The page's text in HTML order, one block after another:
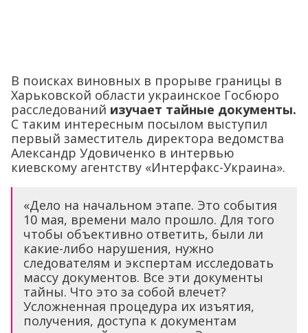
В поисках виновных в прорыве границы в
Харьковской области украинское Госбюро
расследований изучает тайные документы.
С таким интересным посылом выступил
первый заместитель директора ведомства
Александр Удовиченко в интервью
киевскому агентству «Интерфакс-Украина».
«Дело на начальном этапе. Это события
10 мая, времени мало прошло. Для того
чтобы объективно ответить, были ли
какие-либо нарушения, нужно
следователям и экспертам исследовать
массу документов. Все эти документы
тайны. Что это за собой влечет?
Усложненная процедура их изъятия,
получения, доступа к документам